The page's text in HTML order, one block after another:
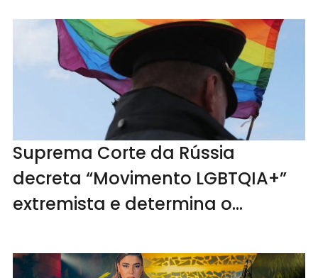
Suprema Corte da Rússia
decreta “Movimento LGBTQIA+”
extremista e determina o